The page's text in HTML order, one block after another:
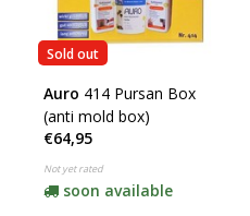
Sold out
Auro 414 Pursan Box
(anti mold box)
€64,95
Not yet rated
soon available